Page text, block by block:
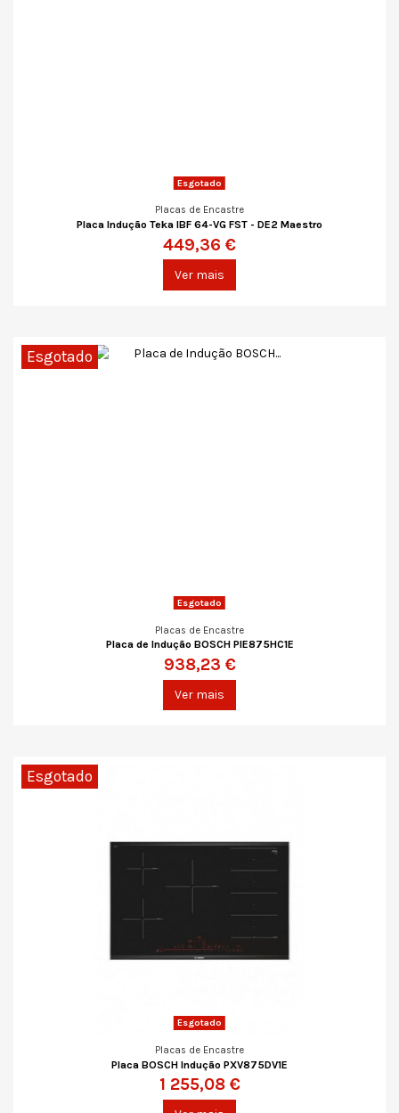
Esgotado
Placas de Encastre
Placa Indução Teka IBF 64-VG FST - DE2 Maestro
449,36 €
Ver mais
Esgotado
Esgotado
Placas de Encastre
Placa de Indução BOSCH PIE875HC1E
938,23 €
Ver mais
Esgotado
Esgotado
Placas de Encastre
Placa BOSCH Indução PXV875DV1E
1 255,08 €